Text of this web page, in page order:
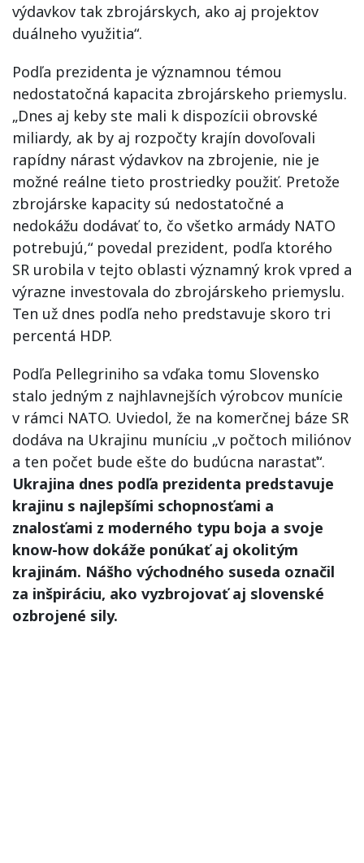
výdavkov tak zbrojárskych, ako aj projektov
duálneho využitia“.
Podľa prezidenta je významnou témou
nedostatočná kapacita zbrojárskeho priemyslu.
„Dnes aj keby ste mali k dispozícii obrovské
miliardy, ak by aj rozpočty krajín dovoľovali
rapídny nárast výdavkov na zbrojenie, nie je
možné reálne tieto prostriedky použiť. Pretože
zbrojárske kapacity sú nedostatočné a
nedokážu dodávať to, čo všetko armády NATO
potrebujú,“ povedal prezident, podľa ktorého
SR urobila v tejto oblasti významný krok vpred a
výrazne investovala do zbrojárskeho priemyslu.
Ten už dnes podľa neho predstavuje skoro tri
percentá HDP.
Podľa Pellegriniho sa vďaka tomu Slovensko
stalo jedným z najhlavnejších výrobcov munície
v rámci NATO. Uviedol, že na komerčnej báze SR
dodáva na Ukrajinu muníciu „v počtoch miliónov
a ten počet bude ešte do budúcna narastať“.
Ukrajina dnes podľa prezidenta predstavuje
krajinu s najlepšími schopnosťami a
znalosťami z moderného typu boja a svoje
know-how dokáže ponúkať aj okolitým
krajinám. Nášho východného suseda označil
za inšpiráciu, ako vyzbrojovať aj slovenské
ozbrojené sily.